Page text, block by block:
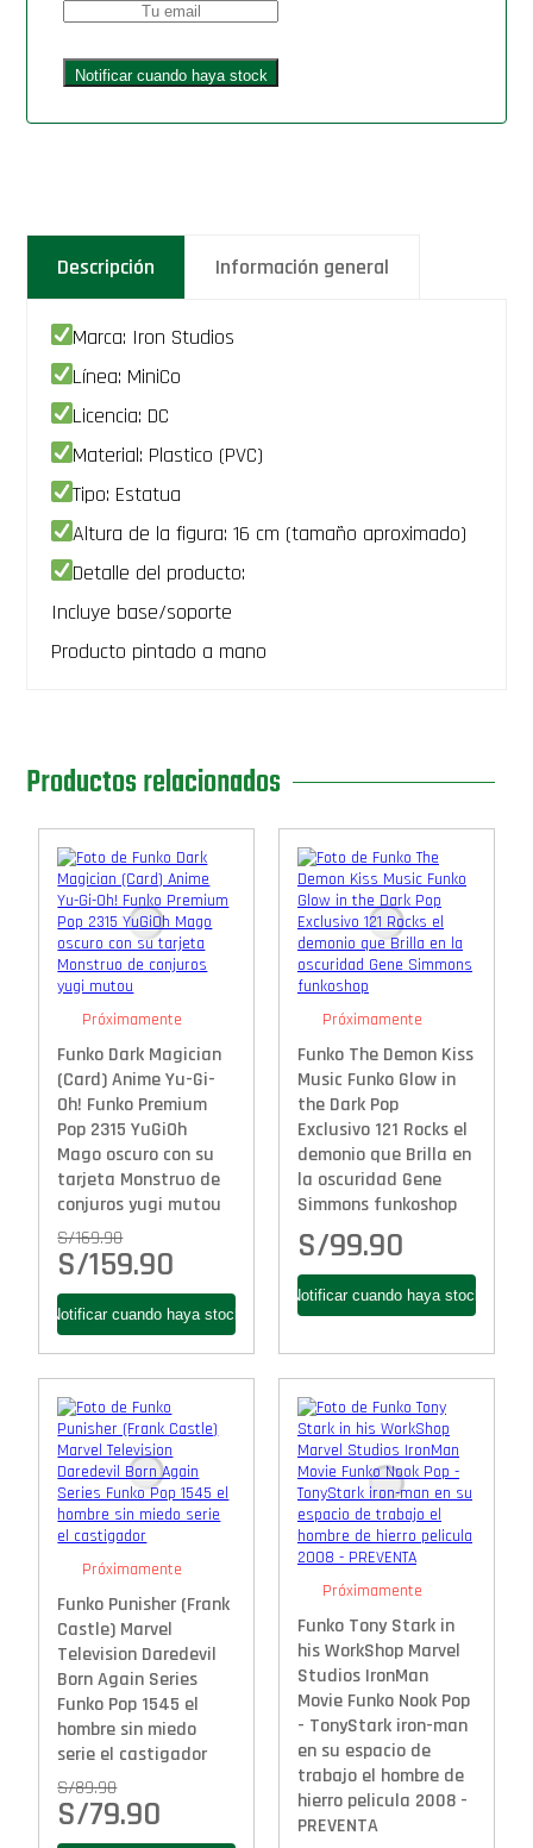
Descripción Información general
Marca: Iron Studios
Línea: MiniCo
Licencia: DC
Material: Plastico (PVC)
Tipo: Estatua
Altura de la figura: 16 cm (tamaño aproximado)
Detalle del producto:
Incluye base/soporte
Producto pintado a mano
Productos relacionados
Próximamente
Funko Dark Magician
(Card) Anime Yu-Gi-
Oh! Funko Premium
Pop 2315 YuGiOh
Mago oscuro con su
tarjeta Monstruo de
conjuros yugi mutou
S/169.90
S/159.90
Próximamente
Funko The Demon Kiss
Music Funko Glow in
the Dark Pop
Exclusivo 121 Rocks el
demonio que Brilla en
la oscuridad Gene
Simmons funkoshop
S/99.90
Próximamente
Funko Punisher (Frank
Castle) Marvel
Television Daredevil
Born Again Series
Funko Pop 1545 el
hombre sin miedo
serie el castigador
S/89.90
S/79.90
Próximamente
Funko Tony Stark in
his WorkShop Marvel
Studios IronMan
Movie Funko Nook Pop
- TonyStark iron-man
en su espacio de
trabajo el hombre de
hierro pelicula 2008 -
PREVENTA